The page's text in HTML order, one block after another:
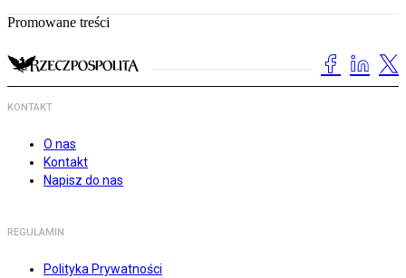
Promowane treści
KONTAKT
O nas
Kontakt
Napisz do nas
REGULAMIN
Polityka Prywatności